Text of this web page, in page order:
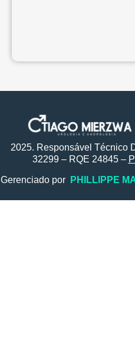
2025. Responsável Técnico
32299 – RQE 24845 –
Gerenciado por PHILLIPPE